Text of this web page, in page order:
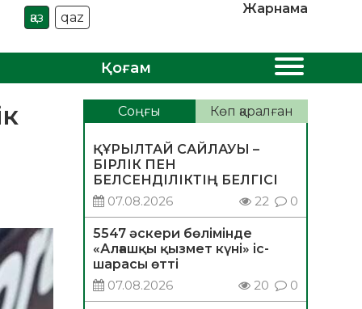
қаз qaz
Жарнама
Қоғам
Соңғы Көп қаралған
ҚҰРЫЛТАЙ САЙЛАУЫ –
БІРЛІК ПЕН
БЕЛСЕНДІЛІКТІҢ БЕЛГІСІ
07.08.2026
22 0
5547 әскери бөлімінде
«Алғашқы қызмет күні» іс-
шарасы өтті
07.08.2026
20 0